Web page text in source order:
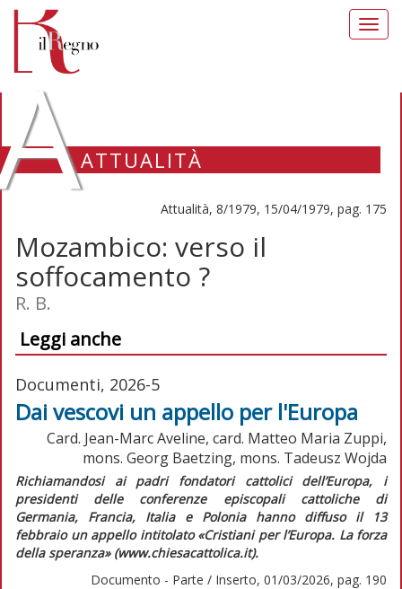
ATTUALITÀ
Attualità, 8/1979, 15/04/1979, pag. 175
Mozambico: verso il
soffocamento ?
R. B.
Leggi anche
Documenti, 2026-5
Dai vescovi un appello per l'Europa
Card. Jean-Marc Aveline, card. Matteo Maria Zuppi,
mons. Georg Baetzing, mons. Tadeusz Wojda
Richiamandosi ai padri fondatori cattolici dell’Europa, i
presidenti delle conferenze episcopali cattoliche di
Germania, Francia, Italia e Polonia hanno diffuso il 13
febbraio un appello intitolato «Cristiani per l’Europa. La forza
della speranza» (www.chiesacattolica.it).
Documento - Parte / Inserto, 01/03/2026, pag. 190